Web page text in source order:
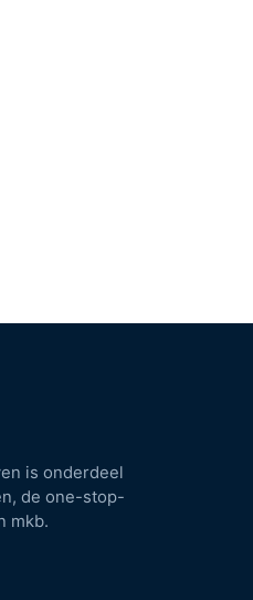
is onderdeel
de one-stop-
mkb.